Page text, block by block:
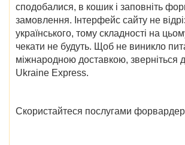
сподобалися, в кошик і заповніть
замовлення. Інтерфейс сайту не
українського, тому складності на
чекати не будуть. Щоб не виникло
міжнародною доставкою, зверніться
Ukraine Express.
Скористайтеся послугами